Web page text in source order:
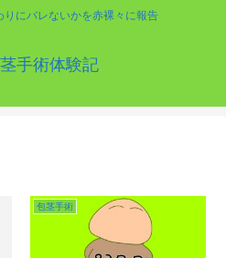
にバレないかを赤裸々に報告
手術体験記
包茎手術